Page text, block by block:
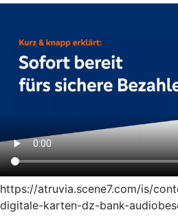
https://atruvia.scene7.com/is/
digitale-karten-dz-bank-